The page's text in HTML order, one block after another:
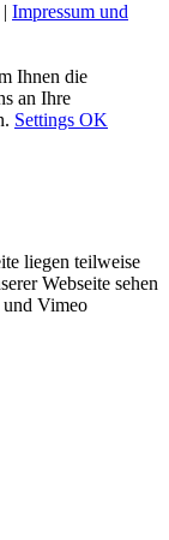
| Impressum und
Ihnen die
an Ihre
Settings OK
liegen teilweise
Webseite sehen
und Vimeo